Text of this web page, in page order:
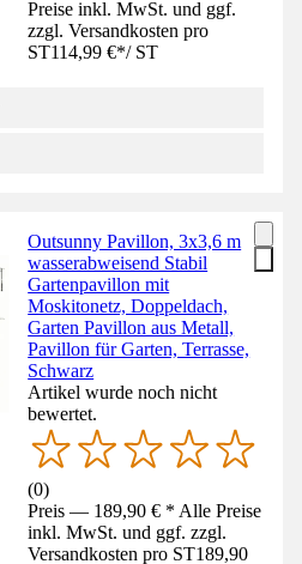
Preise inkl. MwSt. und ggf.
zzgl. Versandkosten pro
ST114,99 €*/ ST
Outsunny Pavillon, 3x3,6 m
wasserabweisend Stabil
Gartenpavillon mit
Moskitonetz, Doppeldach,
Garten Pavillon aus Metall,
Pavillon für Garten, Terrasse,
Schwarz
Artikel wurde noch nicht
bewertet.
(0)
Preis — 189,90 € * Alle Preise
inkl. MwSt. und ggf. zzgl.
Versandkosten pro ST189,90